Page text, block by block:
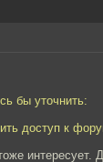
бы уточнить:
доступ к
интересует.